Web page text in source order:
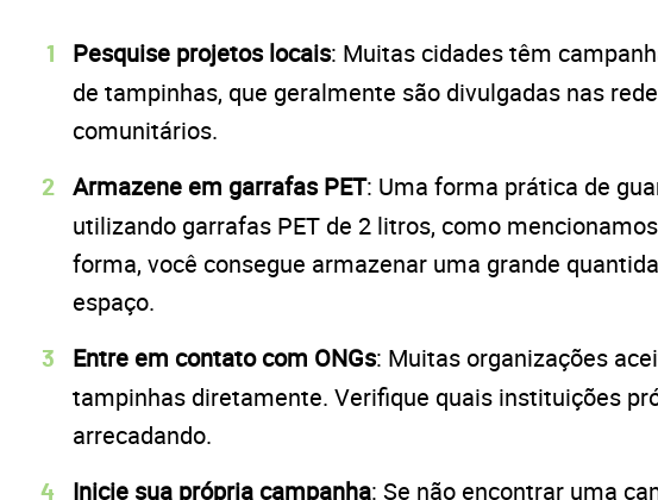
Pesquise projetos locais: Muitas cidades têm
de tampinhas, que geralmente são divulgadas nas
comunitários.
Armazene em garrafas PET: Uma forma prática de
utilizando garrafas PET de 2 litros, como
forma, você consegue armazenar uma grande
espaço.
Entre em contato com ONGs: Muitas organizações
tampinhas diretamente. Verifique quais instituições
arrecadando.
Inicie sua própria campanha: Se não encontrar uma